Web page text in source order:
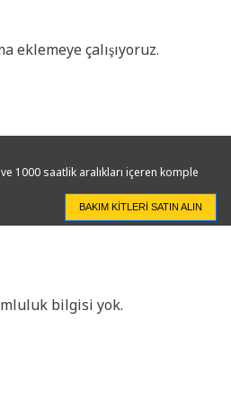
eklemeye çalışıyoruz.
1000 saatlik aralıkları içeren komple
BAKIM KITLERI SATIN ALIN
bilgisi yok.